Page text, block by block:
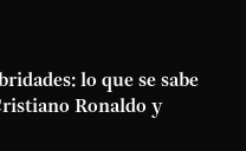
lo que se sabe
Ronaldo y